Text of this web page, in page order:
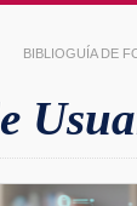
BIBLIOGUÍA DE